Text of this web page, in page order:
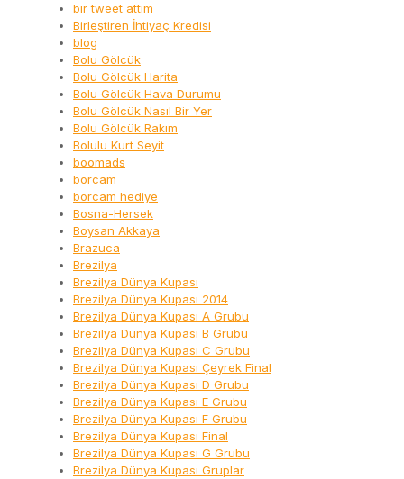
bir tweet attım
Birleştiren İhtiyaç Kredisi
blog
Bolu Gölcük
Bolu Gölcük Harita
Bolu Gölcük Hava Durumu
Bolu Gölcük Nasıl Bir Yer
Bolu Gölcük Rakım
Bolulu Kurt Seyit
boomads
borcam
borcam hediye
Bosna-Hersek
Boysan Akkaya
Brazuca
Brezilya
Brezilya Dünya Kupası
Brezilya Dünya Kupası 2014
Brezilya Dünya Kupası A Grubu
Brezilya Dünya Kupası B Grubu
Brezilya Dünya Kupası C Grubu
Brezilya Dünya Kupası Çeyrek Final
Brezilya Dünya Kupası D Grubu
Brezilya Dünya Kupası E Grubu
Brezilya Dünya Kupası F Grubu
Brezilya Dünya Kupası Final
Brezilya Dünya Kupası G Grubu
Brezilya Dünya Kupası Gruplar